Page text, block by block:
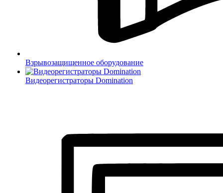
Взрывозащищенное оборудование
Видеорегистраторы Domination